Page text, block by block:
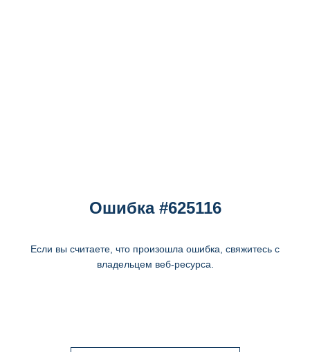
Ошибка #625116
Если вы считаете, что произошла ошибка, свяжитесь с
владельцем веб-ресурса.